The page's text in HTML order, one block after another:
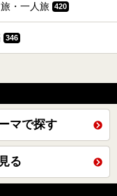
・一人旅 420
346
マで探す
る